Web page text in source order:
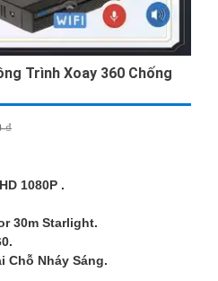
Trình Xoay 360 Chống
₫
1080P .
30m Starlight.
Chỗ Nháy Sáng.